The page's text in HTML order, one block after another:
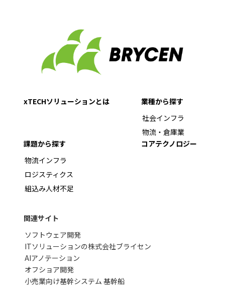
xTECHソリューションとは
業種から探す
社会インフラ
物流・倉庫業
課題から探す
物流インフラ
ロジスティクス
組込み人材不足
コアテクノロジー
関連サイト
ソフトウェア開発
ITソリューションの株式会社ブライセン
AIアノテーション
オフショア開発
小売業向け基幹システム 基幹船